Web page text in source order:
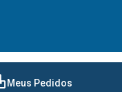
Meus Pedidos